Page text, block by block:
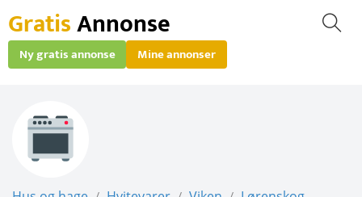
GratisAnnonse
Ny gratis annonse Mine annonser